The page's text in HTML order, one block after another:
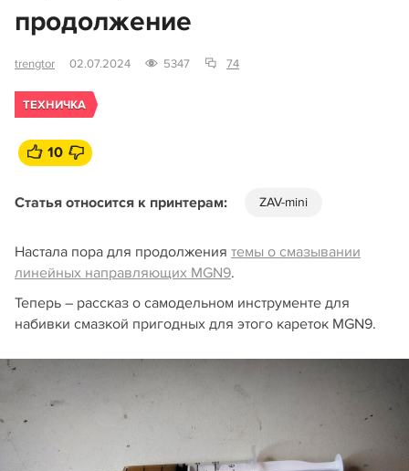
продолжение
trengtor 02.07.2024 5347 74
ТЕХНИЧКА
10
Статья относится к принтерам: ZAV-mini
Настала пора для продолжения темы о смазывании
линейных направляющих MGN9.
Теперь – рассказ о самодельном инструменте для
набивки смазкой пригодных для этого кареток MGN9.